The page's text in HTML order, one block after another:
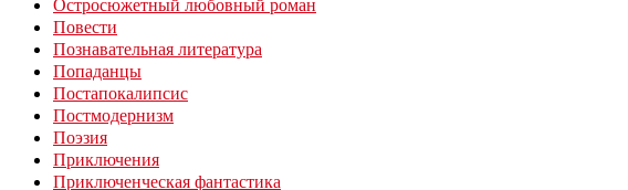
Остросюжетный любовный роман
Повести
Познавательная литература
Попаданцы
Постапокалипсис
Постмодернизм
Поэзия
Приключения
Приключенческая фантастика